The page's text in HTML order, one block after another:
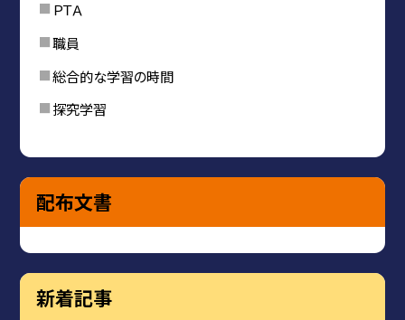
ＰＴＡ
職員
総合的な学習の時間
探究学習
配布文書
新着記事